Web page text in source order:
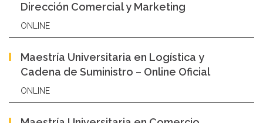
Dirección Comercial y Marketing
ONLINE
Maestría Universitaria en Logística y
Cadena de Suministro – Online Oficial
ONLINE